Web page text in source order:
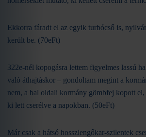
Ekkorra fáradt el az egyik turbócső is,
került be. (70eFt)
322e-nél kopogásra lettem figyelmes lassú
való áthajtáskor – gondoltam megint a
nem, a bal oldali kormány gömbfej kopott
ki lett cserélve a napokban. (50eFt)
Már csak a hátsó hosszlengőkar-szilentek